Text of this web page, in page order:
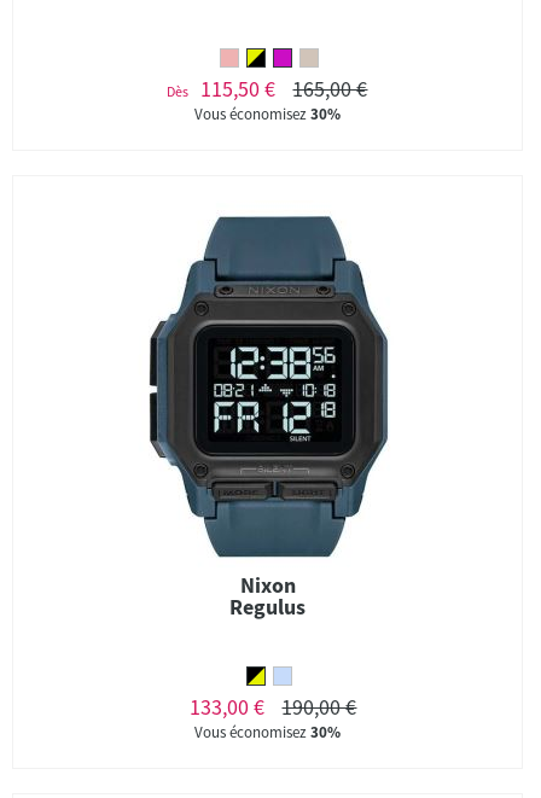
Dès 115,50 € 165,00 €
Vous économisez30%
Nixon
Regulus
133,00 € 190,00 €
Vous économisez30%